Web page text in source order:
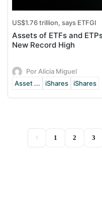
US$1.76 trillion, says ETFGI
Assets of ETFs and
New Record High
Por Alicia Miguel
Asset ...
iShares iShares
1 2 3